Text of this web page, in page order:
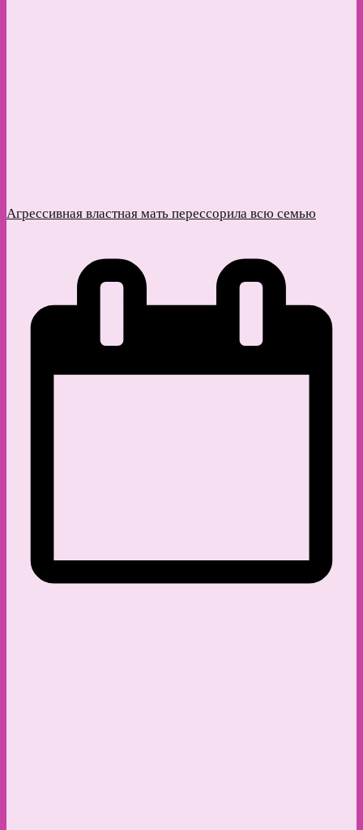
Агрессивная властная мать перессорила всю семью